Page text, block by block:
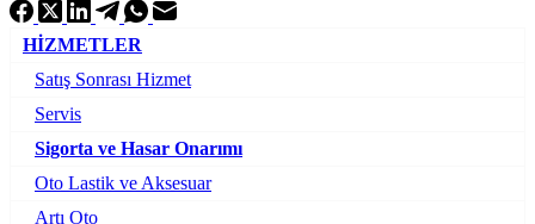
HİZMETLER
Satış Sonrası Hizmet
Servis
Sigorta ve Hasar Onarımı
Oto Lastik ve Aksesuar
Artı Oto